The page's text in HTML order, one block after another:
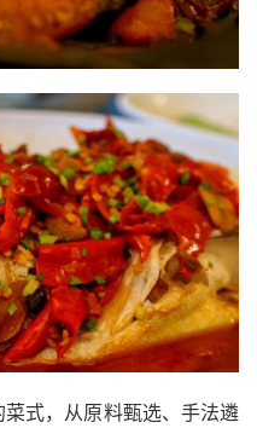
式，从原料甄选、手法遴